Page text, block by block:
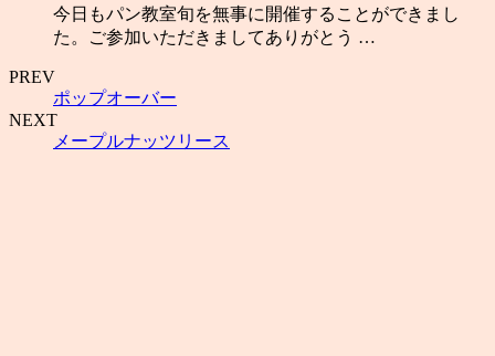
今日もパン教室旬を無事に開催することができまし
た。ご参加いただきましてありがとう …
PREV
ポップオーバー
NEXT
メープルナッツリース